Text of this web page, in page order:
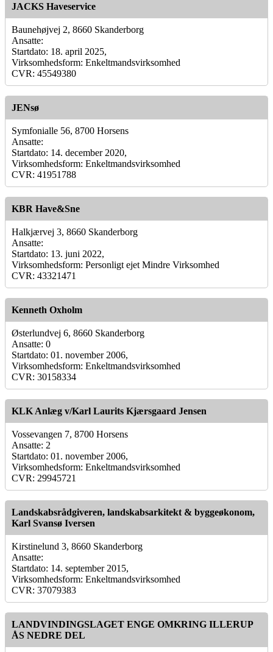
JACKS Haveservice
Baunehøjvej 2, 8660 Skanderborg
Ansatte:
Startdato: 18. april 2025,
Virksomhedsform: Enkeltmandsvirksomhed
CVR: 45549380
JENsø
Symfonialle 56, 8700 Horsens
Ansatte:
Startdato: 14. december 2020,
Virksomhedsform: Enkeltmandsvirksomhed
CVR: 41951788
KBR Have&Sne
Halkjærvej 3, 8660 Skanderborg
Ansatte:
Startdato: 13. juni 2022,
Virksomhedsform: Personligt ejet Mindre Virksomhed
CVR: 43321471
Kenneth Oxholm
Østerlundvej 6, 8660 Skanderborg
Ansatte: 0
Startdato: 01. november 2006,
Virksomhedsform: Enkeltmandsvirksomhed
CVR: 30158334
KLK Anlæg v/Karl Laurits Kjærsgaard Jensen
Vossevangen 7, 8700 Horsens
Ansatte: 2
Startdato: 01. november 2006,
Virksomhedsform: Enkeltmandsvirksomhed
CVR: 29945721
Landskabsrådgiveren, landskabsarkitekt & byggeøkonom,
Karl Svansø Iversen
Kirstinelund 3, 8660 Skanderborg
Ansatte:
Startdato: 14. september 2015,
Virksomhedsform: Enkeltmandsvirksomhed
CVR: 37079383
LANDVINDINGSLAGET ENGE OMKRING ILLERUP
ÅS NEDRE DEL